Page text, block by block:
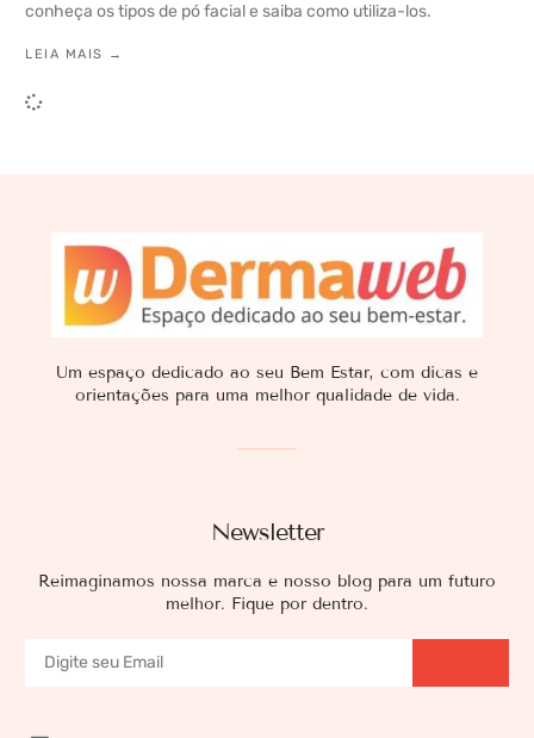
conheça os tipos de pó facial e saiba como utiliza-los.
LEIA MAIS →
Newsletter
Reimaginamos nossa marca e nosso blog para um futuro
melhor. Fique por dentro.
Um espaço dedicado ao seu Bem Estar, com dicas e
orientações para uma melhor qualidade de vida.